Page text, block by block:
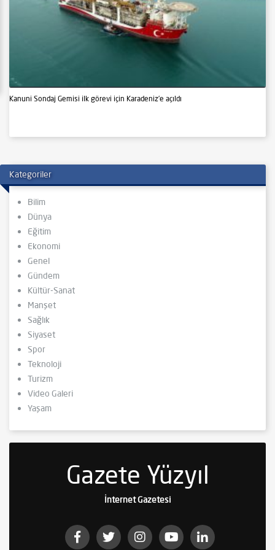
Kanuni Sondaj Gemisi ilk görevi için Karadeniz’e açıldı
Kategoriler
Bilim
Dünya
Eğitim
Ekonomi
Genel
Gündem
Kültür-Sanat
Manşet
Sağlık
Siyaset
Spor
Teknoloji
Turizm
Video Galeri
Yaşam
Gazete Yüzyıl
İnternet Gazetesi